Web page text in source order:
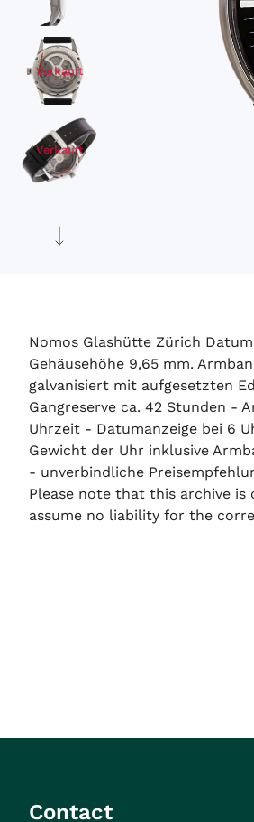
Verkauft
Verkauft
Verkauft
Nomos Glashütte Zürich
Gehäusehöhe 9,65 mm.
galvanisiert mit aufgesetzten
Gangreserve ca. 42 Stunden -
Uhrzeit - Datumanzeige bei 6
Gewicht der Uhr inklusive
- unverbindliche
Please note that this archive
assume no liability for the
Contact